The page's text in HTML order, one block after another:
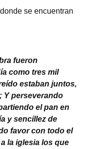
se encuentran
fueron
como tres mil
estaban juntos,
Y perseverando
el pan en
y sencillez de
favor con todo el
la iglesia los que